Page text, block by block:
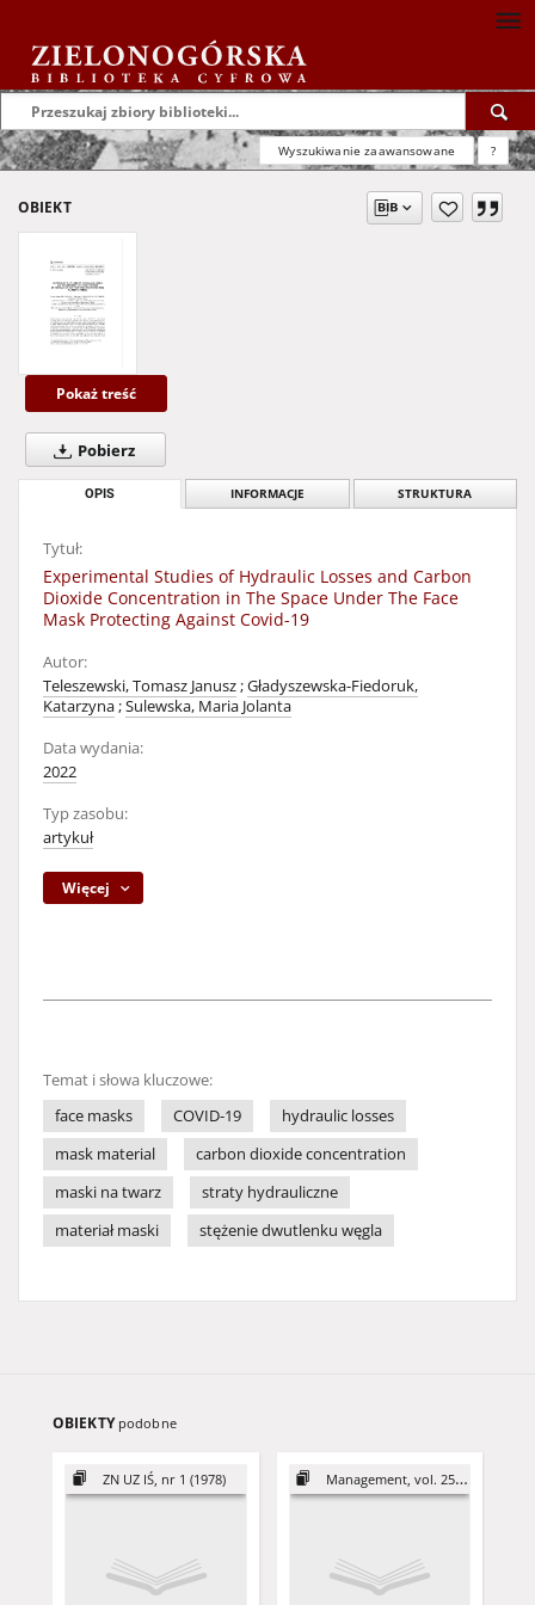
Wyszukiwanie zaawansowane ?
OBIEKT
Pokaż treść
Pobierz
OPIS INFORMACJE STRUKTURA
Tytuł:
Experimental Studies of Hydraulic Losses and Carbon
Dioxide Concentration in The Space Under The Face
Mask Protecting Against Covid-19
Autor:
Teleszewski, Tomasz Janusz;Gładyszewska-Fiedoruk,
Katarzyna;Sulewska, Maria Jolanta
Data wydania:
2022
Typ zasobu:
artykuł
Więcej
Temat i słowa kluczowe:
face masks
COVID-19
hydraulic losses
mask material
carbon dioxide concentration
maski na twarz
straty hydrauliczne
materiał maski
stężenie dwutlenku węgla
OBIEKTY podobne
ZN UZ IŚ, nr 1 (1978) Management, vol. 25 (2021)